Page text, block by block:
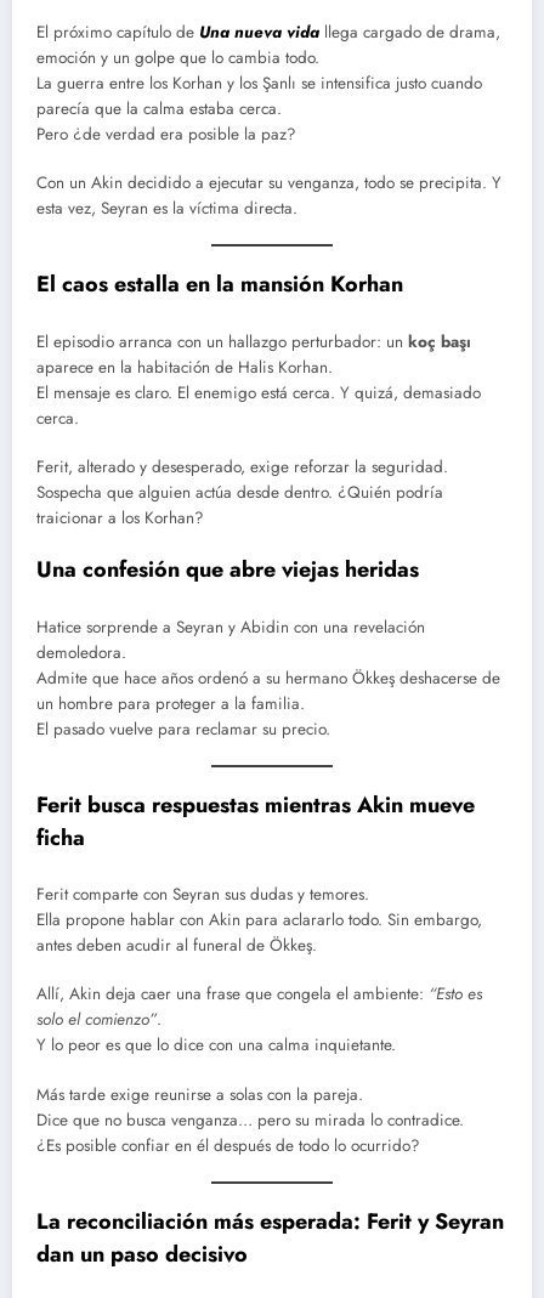
El próximo capítulo de Una nueva vida llega cargado de drama,
emoción y un golpe que lo cambia todo.
La guerra entre los Korhan y los Şanlı se intensifica justo cuando
parecía que la calma estaba cerca.
Pero ¿de verdad era posible la paz?
Con un Akin decidido a ejecutar su venganza, todo se precipita. Y
esta vez, Seyran es la víctima directa.
El caos estalla en la mansión Korhan
El episodio arranca con un hallazgo perturbador: un koç başı
aparece en la habitación de Halis Korhan.
El mensaje es claro. El enemigo está cerca. Y quizá, demasiado
cerca.
Ferit, alterado y desesperado, exige reforzar la seguridad.
Sospecha que alguien actúa desde dentro. ¿Quién podría
traicionar a los Korhan?
Una confesión que abre viejas heridas
Hatice sorprende a Seyran y Abidin con una revelación
demoledora.
Admite que hace años ordenó a su hermano Ökkeş deshacerse de
un hombre para proteger a la familia.
El pasado vuelve para reclamar su precio.
Ferit busca respuestas mientras Akin mueve
ficha
Ferit comparte con Seyran sus dudas y temores.
Ella propone hablar con Akin para aclararlo todo. Sin embargo,
antes deben acudir al funeral de Ökkeş.
Allí, Akin deja caer una frase que congela el ambiente: “Esto es
solo el comienzo”.
Y lo peor es que lo dice con una calma inquietante.
Más tarde exige reunirse a solas con la pareja.
Dice que no busca venganza… pero su mirada lo contradice.
¿Es posible confiar en él después de todo lo ocurrido?
La reconciliación más esperada: Ferit y Seyran
dan un paso decisivo